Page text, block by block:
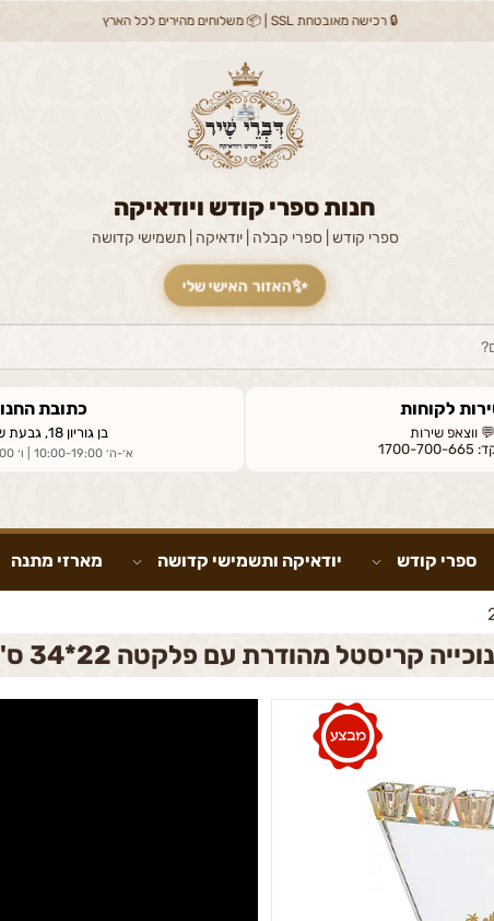
🔒 רכישה מאובטחת SSL | 📦 משלוחים מהירים לכל הארץ
חנות ספרי קודש ויודאיקה
ספרי קודש | ספרי קבלה | יודאיקה | תשמישי קדושה
✨האזור האישי שלי
לקוחות
💬 ווצאפ שירות
665
כתובת
בן גוריון 18, גבעת שמואל
א׳-ה׳ 10:00-19:00 | ו׳ 09:00-14:00
ספרי קודש יודאיקה ותשמישי קדושה מארזי מתנה
קריסטל מהודרת עם פלקטה 22*34 ס"מ